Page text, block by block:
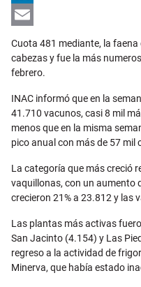
LinkedIn
Cuota 481 mediante, la faena
cabezas y fue la más
febrero.
INAC informó que en la
41.710 vacunos, casi 8 mil
menos que en la misma
pico anual con más de 57 mil
La categoría que más creció
vaquillonas, con un aumento
crecieron 21% a 23.812 y las
Las plantas más activas
San Jacinto (4.154) y Las
regreso a la actividad de
Minerva, que había estado